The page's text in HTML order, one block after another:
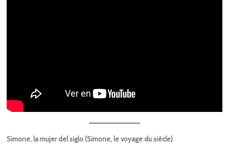
Simone, la mujer del siglo (Simone, le voyage du siècle)